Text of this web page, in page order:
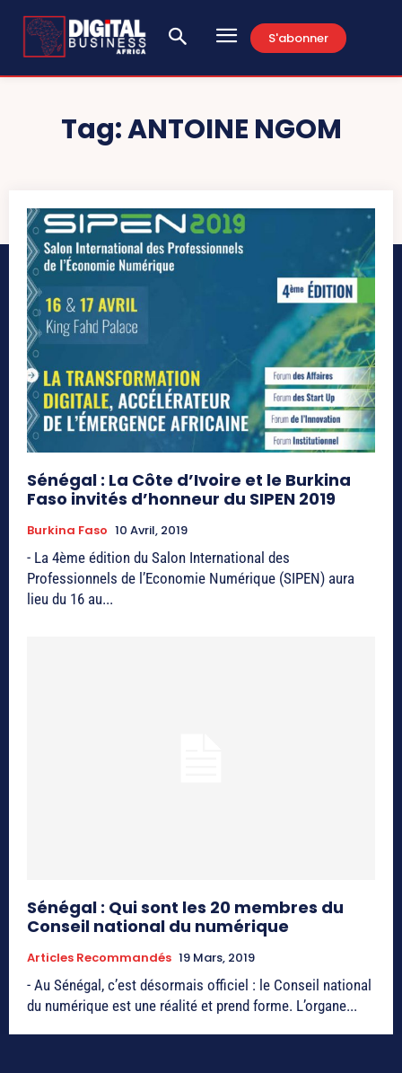
S'abonner
Tag:ANTOINE NGOM
Sénégal : La Côte d’Ivoire et le Burkina
Faso invités d’honneur du SIPEN 2019
Burkina Faso 10 Avril, 2019
- La 4ème édition du Salon International des
Professionnels de l’Economie Numérique (​SIPEN​) aura
lieu ​du 16 au...
Sénégal : Qui sont les 20 membres du
Conseil national du numérique
Articles Recommandés 19 Mars, 2019
- Au Sénégal, c’est désormais officiel : le Conseil national
du numérique est une réalité et prend forme. L’organe...